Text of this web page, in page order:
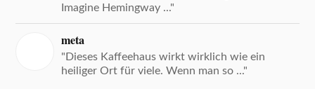
Imagine Hemingway ..."
meta
"Dieses Kaffeehaus wirkt wirklich wie ein
heiliger Ort für viele. Wenn man so ..."